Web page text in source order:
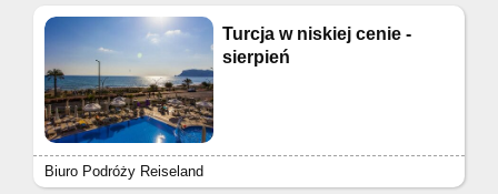
Turcja w niskiej cenie -
sierpień
Biuro Podróży Reiseland